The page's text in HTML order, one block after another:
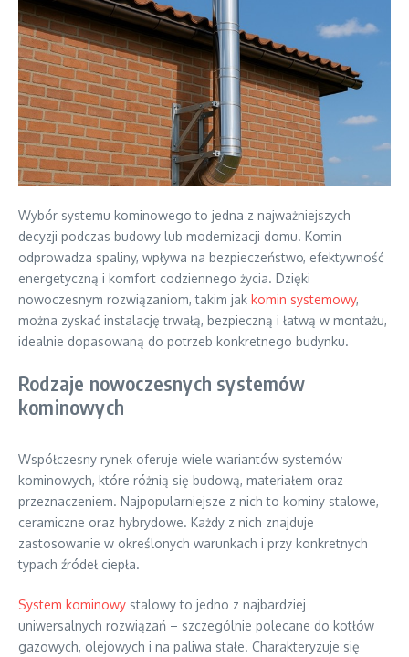
Wybór systemu kominowego to jedna z najważniejszych
decyzji podczas budowy lub modernizacji domu. Komin
odprowadza spaliny, wpływa na bezpieczeństwo, efektywność
energetyczną i komfort codziennego życia. Dzięki
nowoczesnym rozwiązaniom, takim jak komin systemowy,
można zyskać instalację trwałą, bezpieczną i łatwą w montażu,
idealnie dopasowaną do potrzeb konkretnego budynku.
Rodzaje nowoczesnych systemów
kominowych
Współczesny rynek oferuje wiele wariantów systemów
kominowych, które różnią się budową, materiałem oraz
przeznaczeniem. Najpopularniejsze z nich to kominy stalowe,
ceramiczne oraz hybrydowe. Każdy z nich znajduje
zastosowanie w określonych warunkach i przy konkretnych
typach źródeł ciepła.
System kominowy stalowy to jedno z najbardziej
uniwersalnych rozwiązań – szczególnie polecane do kotłów
gazowych, olejowych i na paliwa stałe. Charakteryzuje się